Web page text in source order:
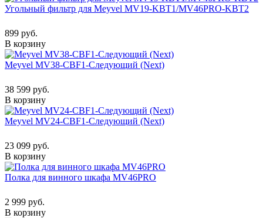
Угольный фильтр для Meyvel MV19-KBT1/MV46PRO-KBT2
899 руб.
В корзину
Meyvel MV38-CBF1-Следующий (Next)
38 599 руб.
В корзину
Meyvel MV24-CBF1-Следующий (Next)
23 099 руб.
В корзину
Полка для винного шкафа MV46PRO
2 999 руб.
В корзину